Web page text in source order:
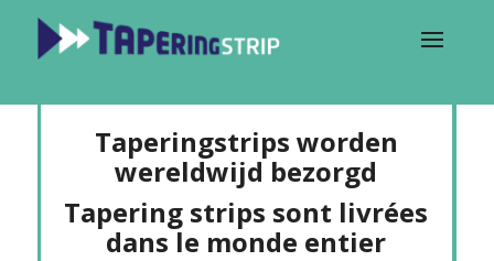
Taperingstrips worden
wereldwijd bezorgd
Tapering strips sont livrées
dans le monde entier